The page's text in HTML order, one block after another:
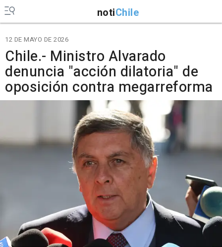
notiChile
12 DE MAYO DE 2026
Chile.- Ministro Alvarado
denuncia "acción dilatoria" de
oposición contra megarreforma